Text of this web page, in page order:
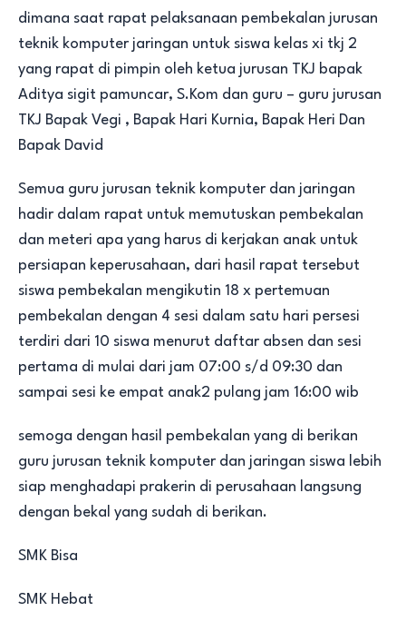
dimana saat rapat pelaksanaan pembekalan jurusan
teknik komputer jaringan untuk siswa kelas xi tkj 2
yang rapat di pimpin oleh ketua jurusan TKJ bapak
Aditya sigit pamuncar, S.Kom dan guru – guru jurusan
TKJ Bapak Vegi , Bapak Hari Kurnia, Bapak Heri Dan
Bapak David
Semua guru jurusan teknik komputer dan jaringan
hadir dalam rapat untuk memutuskan pembekalan
dan meteri apa yang harus di kerjakan anak untuk
persiapan keperusahaan, dari hasil rapat tersebut
siswa pembekalan mengikutin 18 x pertemuan
pembekalan dengan 4 sesi dalam satu hari persesi
terdiri dari 10 siswa menurut daftar absen dan sesi
pertama di mulai dari jam 07:00 s/d 09:30 dan
sampai sesi ke empat anak2 pulang jam 16:00 wib
semoga dengan hasil pembekalan yang di berikan
guru jurusan teknik komputer dan jaringan siswa lebih
siap menghadapi prakerin di perusahaan langsung
dengan bekal yang sudah di berikan.
SMK Bisa
SMK Hebat